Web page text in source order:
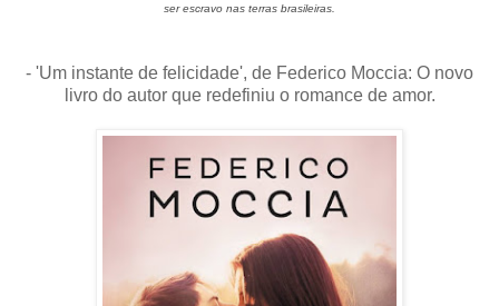
ser escravo nas terras brasileiras.
- 'Um instante de felicidade', de Federico Moccia: O novo
livro do autor que redefiniu o romance de amor.